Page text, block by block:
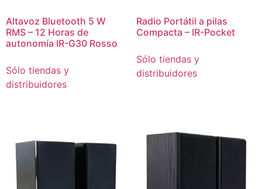
Altavoz Bluetooth 5 W
RMS – 12 Horas de
autonomía IR-G30 Rosso
Sólo tiendas y
distribuidores
Radio Portátil a pilas
Compacta – IR-Pocket
Sólo tiendas y
distribuidores